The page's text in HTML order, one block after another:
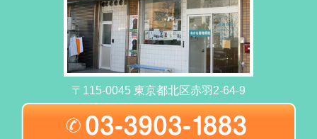
〒115-0045 東京都北区赤羽2-64-9